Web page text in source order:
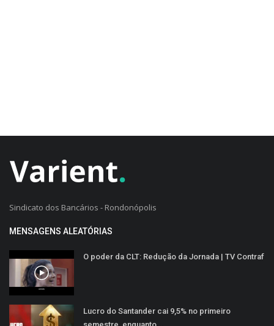
Sindicato dos Bancários - Rondonópolis
MENSAGENS ALEATÓRIAS
O poder da CLT: Redução da Jornada | TV Contraf
Lucro do Santander cai 9,5% no primeiro